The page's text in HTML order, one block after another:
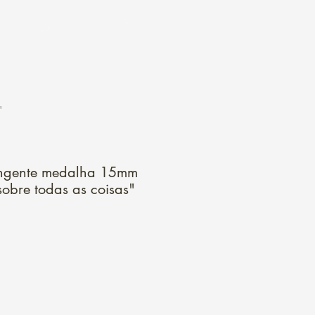
medalha 15mm
todas as coisas"